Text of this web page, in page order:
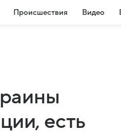
Происшествия Видео
есть